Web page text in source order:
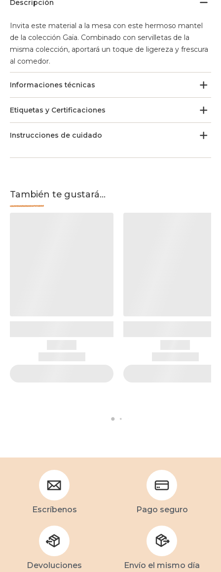
Descripción
Invita este material a la mesa con este hermoso mantel
de la colección Gaïa. Combinado con servilletas de la
misma colección, aportará un toque de ligereza y frescura
al comedor.
Informaciones técnicas
Etiquetas y Certificaciones
Instrucciones de cuidado
También te gustará...
Escríbenos Pago seguro
Devoluciones
Envío el mismo día